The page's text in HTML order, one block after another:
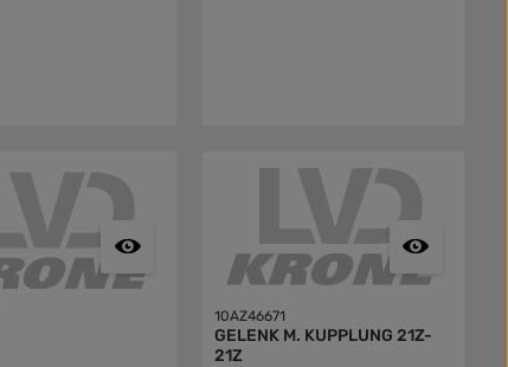
10AZ46671
GELENK M. KUPPLUNG 21Z-
21Z